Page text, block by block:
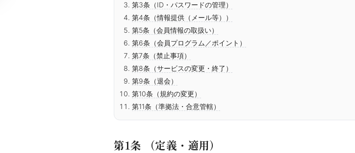
第3条（ID・パスワードの管理）
第4条（情報提供（メール等））
第5条（会員情報の取扱い）
第6条（会員プログラム／ポイント）
第7条（禁止事項）
第8条（サービスの変更・終了）
第9条（退会）
第10条（規約の変更）
第11条（準拠法・合意管轄）
第1条 （定義・適用）